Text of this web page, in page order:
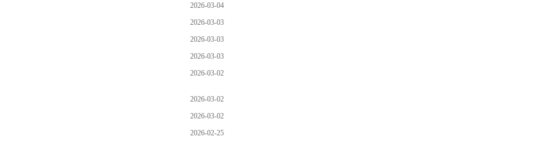
2026-03-04
2026-03-03
2026-03-03
2026-03-03
2026-03-02
2026-03-02
2026-03-02
2026-02-25